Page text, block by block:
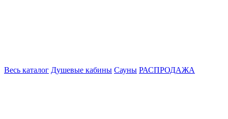
Весь каталог Душевые кабины Сауны РАСПРОДАЖА